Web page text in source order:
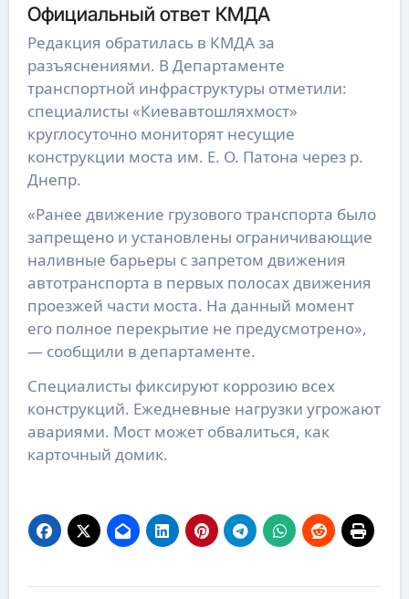
Официальный ответ КМДА
Редакция обратилась в КМДА за
разъяснениями. В Департаменте
транспортной инфраструктуры отметили:
специалисты «Киевавтошляхмост»
круглосуточно мониторят несущие
конструкции моста им. Е. О. Патона через р.
Днепр.
«Ранее движение грузового транспорта было
запрещено и установлены ограничивающие
наливные барьеры с запретом движения
автотранспорта в первых полосах движения
проезжей части моста. На данный момент
его полное перекрытие не предусмотрено»,
— сообщили в департаменте.
Специалисты фиксируют коррозию всех
конструкций. Ежедневные нагрузки угрожают
авариями. Мост может обвалиться, как
карточный домик.